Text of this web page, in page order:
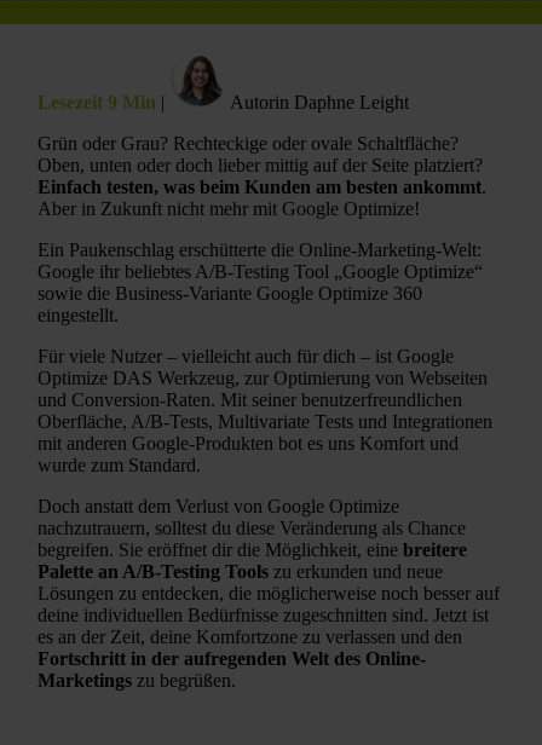
Lesezeit 9 Min |
Autorin Daphne Leight
Grün oder Grau? Rechteckige oder ovale Schaltfläche?
Oben, unten oder doch lieber mittig auf der Seite platziert?
Einfach testen, was beim Kunden am besten ankommt.
Aber in Zukunft nicht mehr mit Google Optimize!
Ein Paukenschlag erschütterte die Online-Marketing-Welt:
Google ihr beliebtes A/B-Testing Tool „Google Optimize“
sowie die Business-Variante Google Optimize 360
eingestellt.
Für viele Nutzer – vielleicht auch für dich – ist Google
Optimize DAS Werkzeug, zur Optimierung von Webseiten
und Conversion-Raten. Mit seiner benutzerfreundlichen
Oberfläche, A/B-Tests, Multivariate Tests und Integrationen
mit anderen Google-Produkten bot es uns Komfort und
wurde zum Standard.
Doch anstatt dem Verlust von Google Optimize
nachzutrauern, solltest du diese Veränderung als Chance
begreifen. Sie eröffnet dir die Möglichkeit, eine breitere
Palette an A/B-Testing Toolszu erkunden und neue
Lösungen zu entdecken, die möglicherweise noch besser auf
deine individuellen Bedürfnisse zugeschnitten sind. Jetzt ist
es an der Zeit, deine Komfortzone zu verlassen und den
Fortschritt in der aufregenden Welt des Online-
Marketingszu begrüßen.